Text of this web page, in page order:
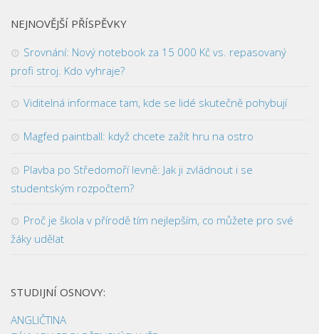
NEJNOVĚJŠÍ PŘÍSPĚVKY
Srovnání: Nový notebook za 15 000 Kč vs. repasovaný
profi stroj. Kdo vyhraje?
Viditelná informace tam, kde se lidé skutečně pohybují
Magfed paintball: když chcete zažít hru na ostro
Plavba po Středomoří levně: Jak ji zvládnout i se
studentským rozpočtem?
Proč je škola v přírodě tím nejlepším, co můžete pro své
žáky udělat
STUDIJNÍ OSNOVY:
ANGLIČTINA